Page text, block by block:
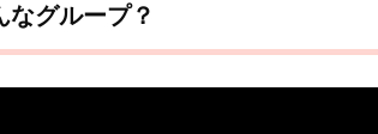
なグループ？